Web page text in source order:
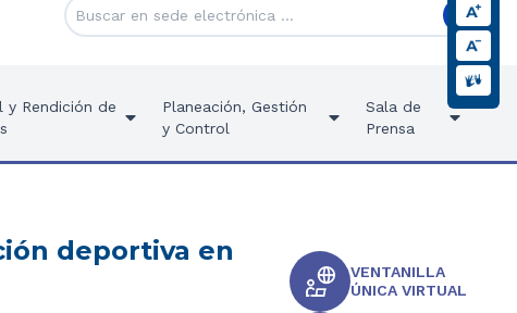
y Rendición de
Planeación, Gestión
y Control
Sala de
Prensa
deportiva en
VENTANILLA
ÚNICA VIRTUAL